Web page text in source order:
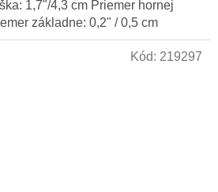
1,7"/4,3 cm Priemer hornej
základne: 0,2" / 0,5 cm
Kód: 219297